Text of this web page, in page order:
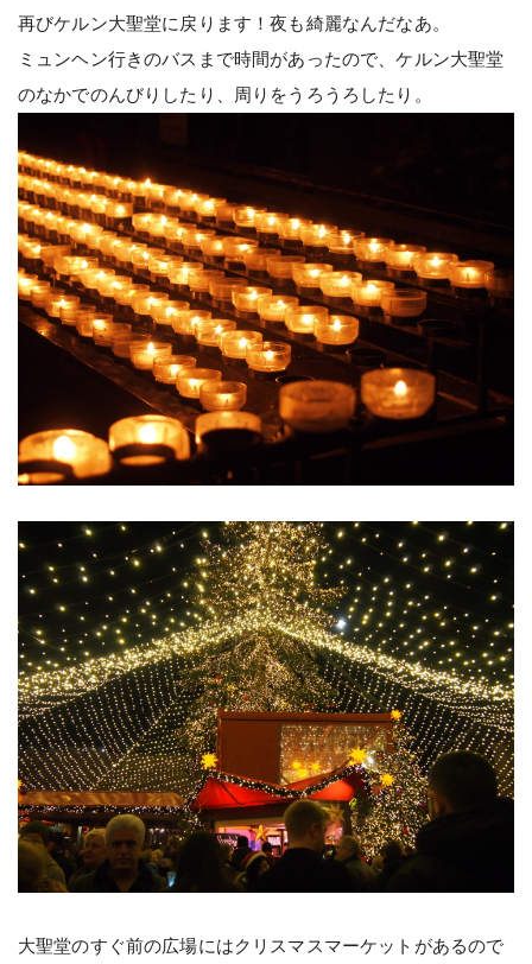
再びケルン大聖堂に戻ります！夜も綺麗なんだなあ。
ミュンヘン行きのバスまで時間があったので、ケルン大聖堂
のなかでのんびりしたり、周りをうろうろしたり。
大聖堂のすぐ前の広場にはクリスマスマーケットがあるので